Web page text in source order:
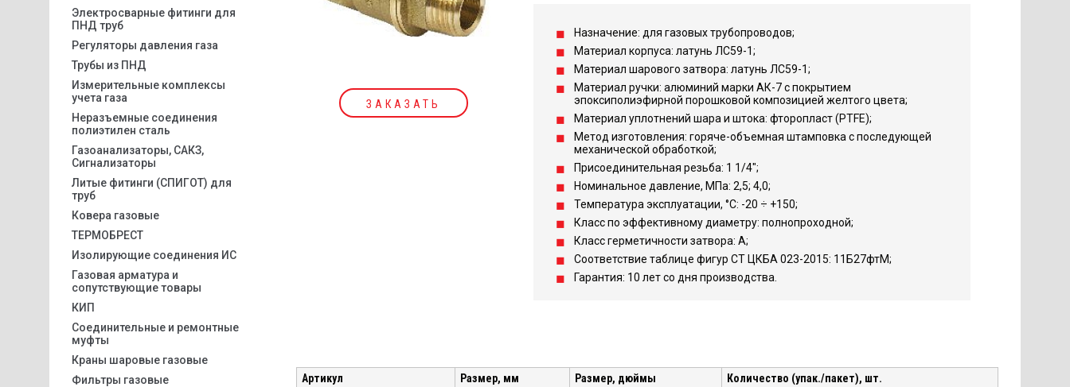
Электросварные фитинги для
ПНД труб
Регуляторы давления газа
Трубы из ПНД
Измерительные комплексы
учета газа
Неразъемные соединения
полиэтилен сталь
Газоанализаторы, САКЗ,
Сигнализаторы
Литые фитинги (СПИГОТ) для
труб
Ковера газовые
ТЕРМОБРЕСТ
Изолирующие соединения ИС
Газовая арматура и
сопутствующие товары
КИП
Соединительные и ремонтные
муфты
Краны шаровые газовые
Фильтры газовые
ЗАКАЗАТЬ
Назначение: для газовых трубопроводов;
Материал корпуса: латунь ЛС59-1;
Материал шарового затвора: латунь ЛС59-1;
Материал ручки: алюминий марки АК-7 с покрытием
эпоксиполиэфирной порошковой композицией желтого цвета;
Материал уплотнений шара и штока: фторопласт (PTFE);
Метод изготовления: горяче-объемная штамповка с последующей
механической обработкой;
Присоединительная резьба: 1 1/4";
Номинальное давление, МПа: 2,5; 4,0;
Температура эксплуатации, °С: -20 ÷ +150;
Класс по эффективному диаметру: полнопроходной;
Класс герметичности затвора: А;
Соответствие таблице фигур СТ ЦКБА 023-2015: 11Б27фтМ;
Гарантия: 10 лет со дня производства.
Артикул Размер, мм Размер, дюймы
Количество (упак./пакет), шт.